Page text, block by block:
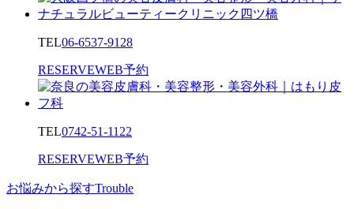
TEL06-6537-9128
RESERVEWEB予約
TEL0742-51-1122
RESERVEWEB予約
お悩みから探すTrouble